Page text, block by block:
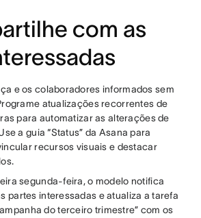
com as
e os colaboradores informados sem
atualizações recorrentes de
para automatizar as alterações de
a guia “Status” da Asana para
recursos visuais e destacar
segunda-feira, o modelo notifica
partes interessadas e atualiza a tarefa
do terceiro trimestre” com os